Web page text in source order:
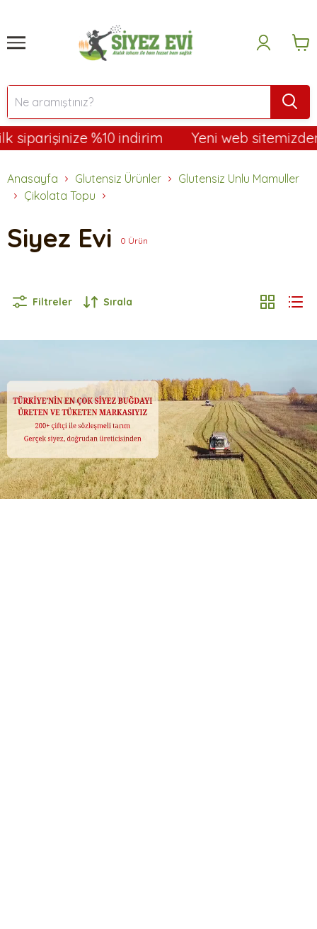
%10 indirim Yeni web
Anasayfa Glutensiz Ürünler
Glutensiz Unlu Mamuller
Çikolata Topu
Siyez Evi 0 Ürün
Filtreler Sırala